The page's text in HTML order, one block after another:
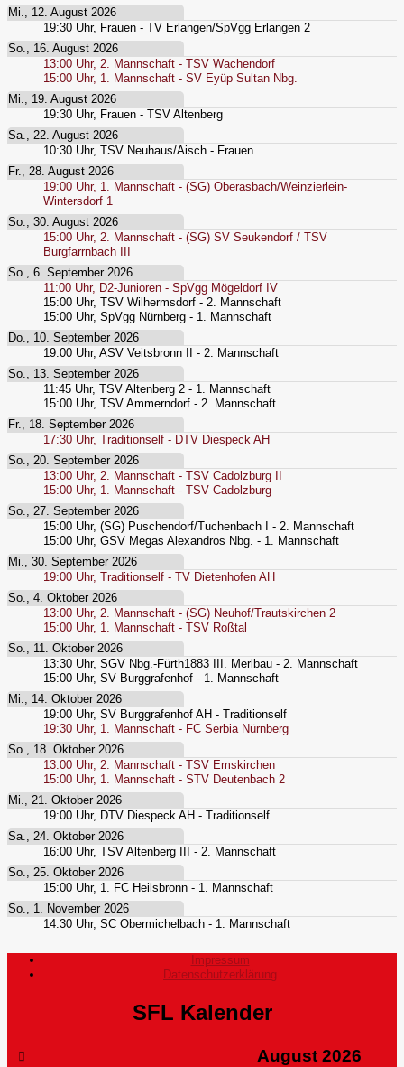
Mi., 12. August 2026
19:30 Uhr, Frauen - TV Erlangen/SpVgg Erlangen 2
So., 16. August 2026
13:00 Uhr, 2. Mannschaft - TSV Wachendorf
15:00 Uhr, 1. Mannschaft - SV Eyüp Sultan Nbg.
Mi., 19. August 2026
19:30 Uhr, Frauen - TSV Altenberg
Sa., 22. August 2026
10:30 Uhr, TSV Neuhaus/Aisch - Frauen
Fr., 28. August 2026
19:00 Uhr, 1. Mannschaft - (SG) Oberasbach/Weinzierlein-
Wintersdorf 1
So., 30. August 2026
15:00 Uhr, 2. Mannschaft - (SG) SV Seukendorf / TSV
Burgfarrnbach III
So., 6. September 2026
11:00 Uhr, D2-Junioren - SpVgg Mögeldorf IV
15:00 Uhr, TSV Wilhermsdorf - 2. Mannschaft
15:00 Uhr, SpVgg Nürnberg - 1. Mannschaft
Do., 10. September 2026
19:00 Uhr, ASV Veitsbronn II - 2. Mannschaft
So., 13. September 2026
11:45 Uhr, TSV Altenberg 2 - 1. Mannschaft
15:00 Uhr, TSV Ammerndorf - 2. Mannschaft
Fr., 18. September 2026
17:30 Uhr, Traditionself - DTV Diespeck AH
So., 20. September 2026
13:00 Uhr, 2. Mannschaft - TSV Cadolzburg II
15:00 Uhr, 1. Mannschaft - TSV Cadolzburg
So., 27. September 2026
15:00 Uhr, (SG) Puschendorf/Tuchenbach I - 2. Mannschaft
15:00 Uhr, GSV Megas Alexandros Nbg. - 1. Mannschaft
Mi., 30. September 2026
19:00 Uhr, Traditionself - TV Dietenhofen AH
So., 4. Oktober 2026
13:00 Uhr, 2. Mannschaft - (SG) Neuhof/Trautskirchen 2
15:00 Uhr, 1. Mannschaft - TSV Roßtal
So., 11. Oktober 2026
13:30 Uhr, SGV Nbg.-Fürth1883 III. Merlbau - 2. Mannschaft
15:00 Uhr, SV Burggrafenhof - 1. Mannschaft
Mi., 14. Oktober 2026
19:00 Uhr, SV Burggrafenhof AH - Traditionself
19:30 Uhr, 1. Mannschaft - FC Serbia Nürnberg
So., 18. Oktober 2026
13:00 Uhr, 2. Mannschaft - TSV Emskirchen
15:00 Uhr, 1. Mannschaft - STV Deutenbach 2
Mi., 21. Oktober 2026
19:00 Uhr, DTV Diespeck AH - Traditionself
Sa., 24. Oktober 2026
16:00 Uhr, TSV Altenberg III - 2. Mannschaft
So., 25. Oktober 2026
15:00 Uhr, 1. FC Heilsbronn - 1. Mannschaft
So., 1. November 2026
14:30 Uhr, SC Obermichelbach - 1. Mannschaft
Impressum
Datenschutzerklärung
SFL Kalender
August 2026